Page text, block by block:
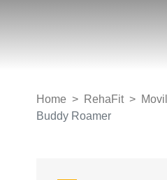
Home RehaFit
Buddy Roamer